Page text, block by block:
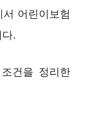
어린이보험
.
건을 정리한